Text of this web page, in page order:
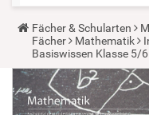
Y
o
u
a
r
e
h
Fächer & Schularten
Fächer
Mathematik
Basiswissen Klasse 5/6